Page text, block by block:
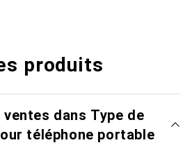
produits
dans Type de
téléphone portable